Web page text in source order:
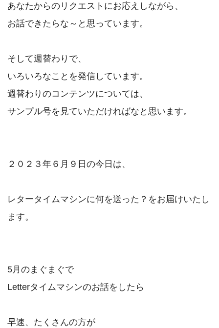
あなたからのリクエストにお応えしながら、
お話できたらな～と思っています。
そして週替わりで、
いろいろなことを発信しています。
週替わりのコンテンツについては、
サンプル号を見ていただければなと思います。
２０２３年６月９日の今日は、
レタータイムマシンに何を送った？をお届けいたし
ます。
5月のまぐまぐで
Letterタイムマシンのお話をしたら
早速、たくさんの方が